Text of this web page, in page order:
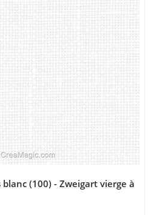
(100) - Zweigart vierge à